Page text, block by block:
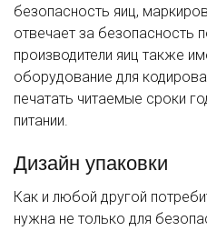
безопасность яиц,
отвечает за безопасность
производители яиц также
оборудование для
печатать читаемые сроки
питании.
Дизайн упаковки
Как и любой другой
нужна не только для